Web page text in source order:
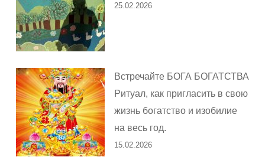
25.02.2026
Встречайте БОГА БОГАТСТВА
Ритуал, как пригласить в свою
жизнь богатство и изобилие
на весь год.
15.02.2026